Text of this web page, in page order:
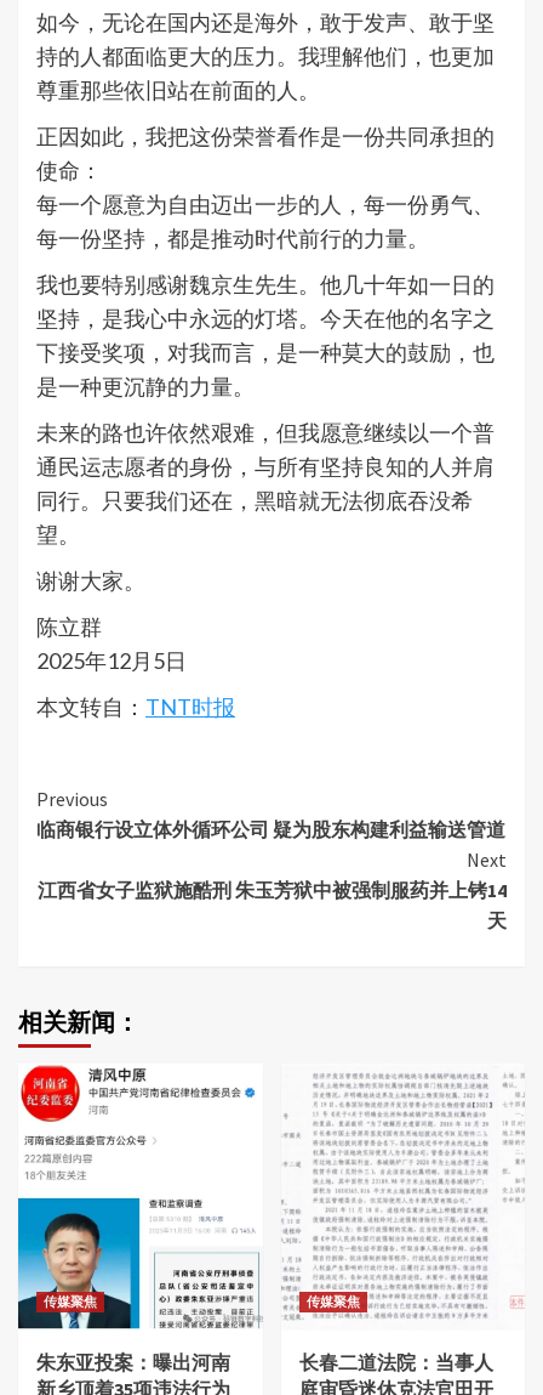
如今，无论在国内还是海外，敢于发声、敢于坚
持的人都面临更大的压力。我理解他们，也更加
尊重那些依旧站在前面的人。
正因如此，我把这份荣誉看作是一份共同承担的
使命：
每一个愿意为自由迈出一步的人，每一份勇气、
每一份坚持，都是推动时代前行的力量。
我也要特别感谢魏京生先生。他几十年如一日的
坚持，是我心中永远的灯塔。今天在他的名字之
下接受奖项，对我而言，是一种莫大的鼓励，也
是一种更沉静的力量。
未来的路也许依然艰难，但我愿意继续以一个普
通民运志愿者的身份，与所有坚持良知的人并肩
同行。只要我们还在，黑暗就无法彻底吞没希
望。
谢谢大家。
陈立群
2025年12月5日
本文转自： TNT时报
Continue
Reading
Previous
临商银行设立体外循环公司 疑为股东构建利益输送管道
Next
江西省女子监狱施酷刑 朱玉芳狱中被强制服药并上铐14
天
相关新闻：
传媒聚焦
朱东亚投案：曝出河南
新乡顶着35项违法行为
传媒聚焦
长春二道法院：当事人
庭审昏迷休克法官田开